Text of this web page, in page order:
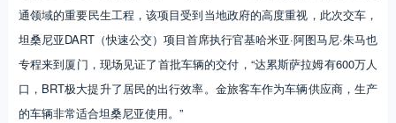
通领域的重要民生工程，该项目受到当地政府的高度重视，此次交车，
坦桑尼亚DART（快速公交）项目首席执行官基哈米亚·阿图马尼·朱马也
专程来到厦门，现场见证了首批车辆的交付，“达累斯萨拉姆有600万人
口，BRT极大提升了居民的出行效率。金旅客车作为车辆供应商，生产
的车辆非常适合坦桑尼亚使用。”